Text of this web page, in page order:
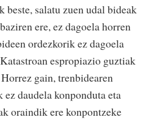
beste, salatu zuen udal bideak
ere, ez dagoela horren
ordezkorik ez dagoela
espropiazio guztiak
gain, trenbidearen
daudela konponduta eta
oraindik ere konpontzeke